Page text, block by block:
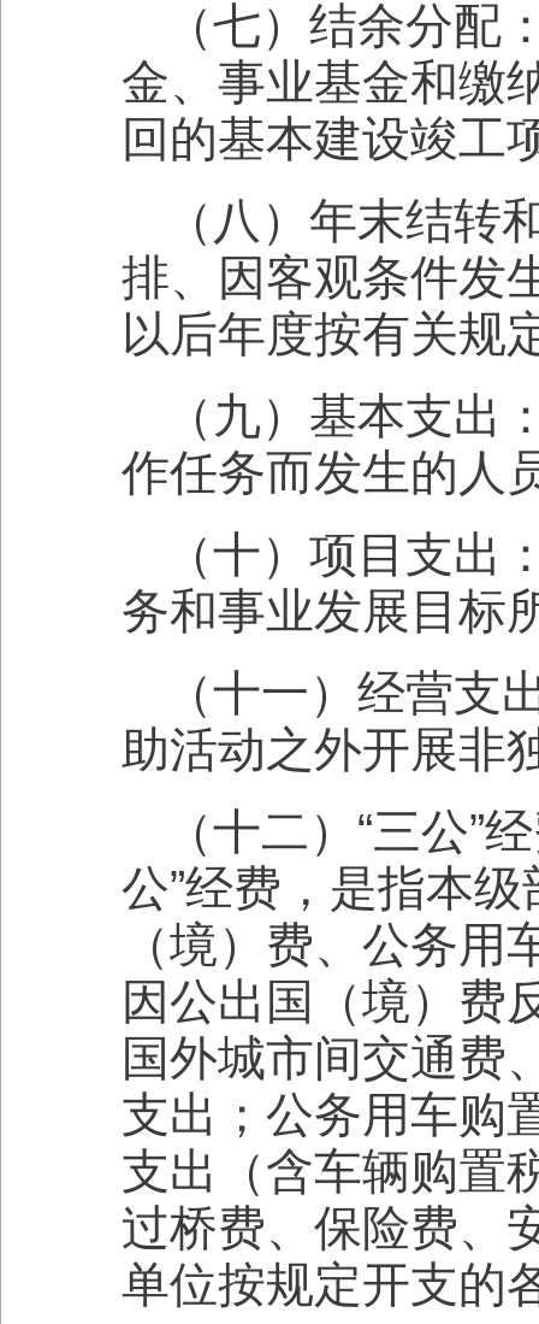
（七）结余分配
金、事业基金和缴
回的基本建设竣工
（八）年末结转
排、因客观条件发
以后年度按有关规
（九）基本支出
作任务而发生的人
（十）项目支出
务和事业发展目标
（十一）经营支
助活动之外开展非
（十二）“三公”
公”经费，是指本
（境）费、公务
因公出国（境）费
国外城市间交通费
支出；公务用车购
支出（含车辆购置
过桥费、保险费、
单位按规定开支的